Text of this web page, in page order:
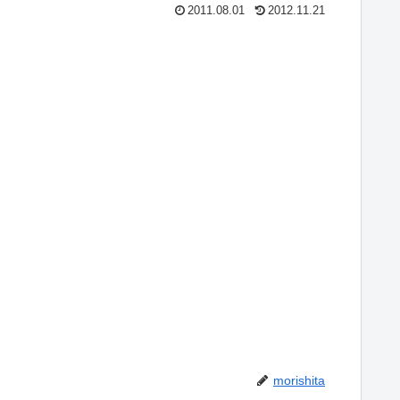
2011.08.01 2012.11.21
morishita